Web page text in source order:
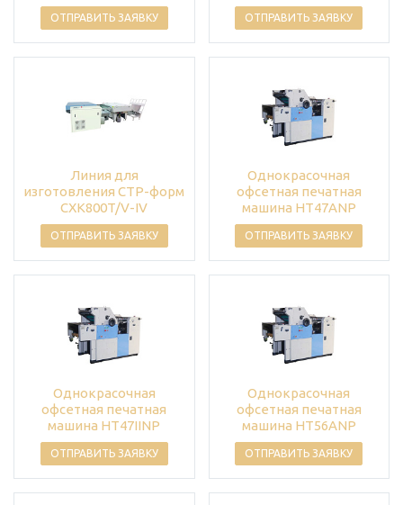
ОТПРАВИТЬ ЗАЯВКУ ОТПРАВИТЬ ЗАЯВКУ
Линия для
изготовления CTP-форм
CXK800T/V-IV
ОТПРАВИТЬ ЗАЯВКУ
Однокрасочная
офсетная печатная
машина HT47ANP
ОТПРАВИТЬ ЗАЯВКУ
Однокрасочная
офсетная печатная
машина HT47IINP
ОТПРАВИТЬ ЗАЯВКУ
Однокрасочная
офсетная печатная
машина HT56ANP
ОТПРАВИТЬ ЗАЯВКУ